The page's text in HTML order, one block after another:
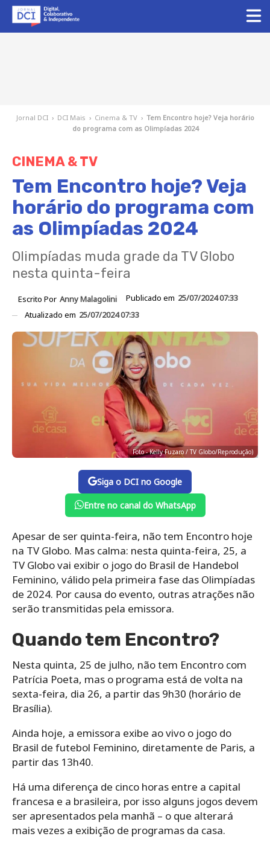
Jornal DCI › DCI Mais › Cinema & TV › Tem Encontro hoje? Veja horário
do programa com as Olimpíadas 2024
CINEMA & TV
Tem Encontro hoje? Veja
horário do programa com
as Olimpíadas 2024
Olimpíadas muda grade da TV Globo
nesta quinta-feira
Escrito Por Anny Malagolini Publicado em 25/07/2024 07:33
Atualizado em 25/07/2024 07:33
Foto - Kelly Fuzaro / TV Globo/Reprodução)
Siga o DCI no Google
Entre no canal do WhatsApp
Apesar de ser quinta-feira, não tem Encontro hoje
na TV Globo. Mas calma: nesta quinta-feira, 25, a
TV Globo vai exibir o jogo do Brasil de Handebol
Feminino, válido pela primeira fase das Olimpíadas
de 2024. Por causa do evento, outras atrações não
serão transmitidas pela emissora.
Quando tem Encontro?
Nesta quinta, 25 de julho, não tem Encontro com
Patrícia Poeta, mas o programa está de volta na
sexta-feira, dia 26, a partir das 9h30 (horário de
Brasília).
Ainda hoje, a emissora exibe ao vivo o jogo do
Brasil de futebol Feminino, diretamente de Paris, a
partir das 13h40.
Há uma diferença de cinco horas entre a capital
francesa e a brasileira, por isso alguns jogos devem
ser apresentados pela manhã – o que alterará
mais vezes a exibição de programas da casa.